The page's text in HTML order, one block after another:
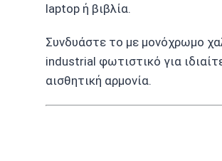
laptop ή βιβλία.
Συνδυάστε το με μονόχρωμο
industrial φωτιστικό για
αισθητική αρμονία.